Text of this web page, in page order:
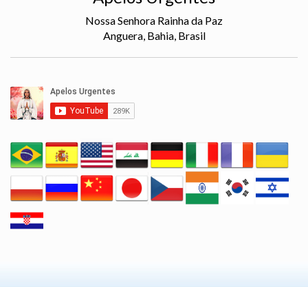
Nossa Senhora Rainha da Paz
Anguera, Bahia, Brasil